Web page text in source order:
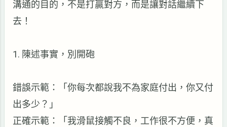
溝通的目的，不是打贏對方，而是讓對話繼續下
去！
1. 陳述事實，別開砲
錯誤示範：「你每次都說我不為家庭付出，你又付
出多少？」
正確示範：「我滑鼠接觸不良，工作很不方便，真